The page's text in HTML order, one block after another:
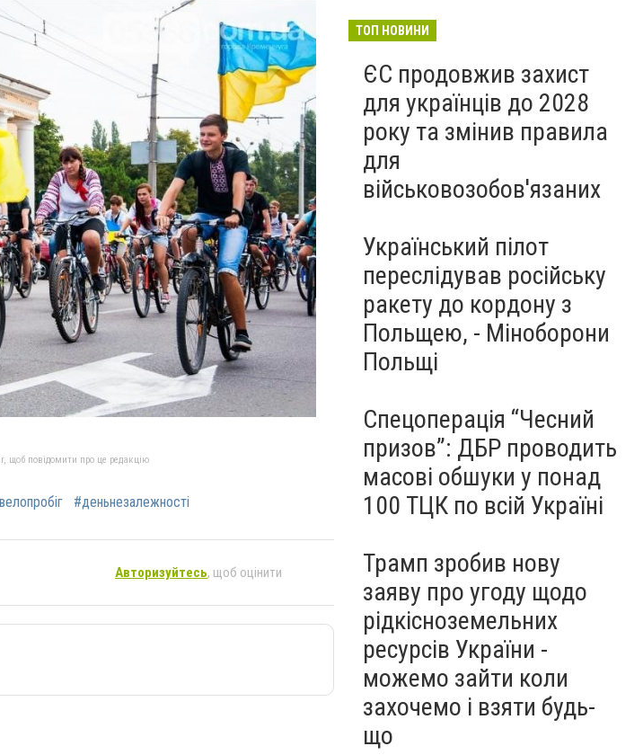
щоб повідомити про це редакцію
#деньнезалежності
Авторизуйтесь, щоб оцінити
ТОП НОВИНИ
ЄС продовжив захист
для українців до 2028
року та змінив правила
для
військовозобов'язаних
Український пілот
переслідував російську
ракету до кордону з
Польщею, - Міноборони
Польщі
Спецоперація “Чесний
призов”: ДБР проводить
масові обшуки у понад
100 ТЦК по всій Україні
Трамп зробив нову
заяву про угоду щодо
рідкісноземельних
ресурсів України -
можемо зайти коли
захочемо і взяти будь-
що